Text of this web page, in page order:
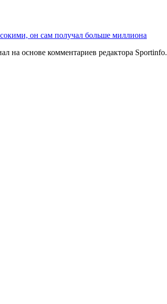
он сам получал больше миллиона
на основе комментариев редактора